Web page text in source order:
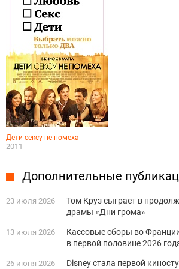
Дети сексу не помеха
2011
Дополнительные
23 июля 2026
Том Круз сыграет в
драмы «Дни грома»
13 июля 2026
Кассовые сборы во
в первой половине 2026
26 июня 2026
Disney стала первой